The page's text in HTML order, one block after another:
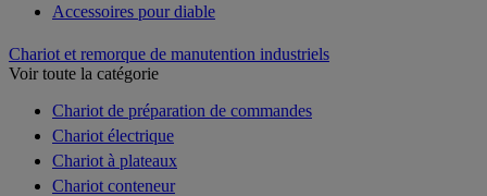
Accessoires pour diable
Chariot et remorque de manutention industriels
Voir toute la catégorie
Chariot de préparation de commandes
Chariot électrique
Chariot à plateaux
Chariot conteneur